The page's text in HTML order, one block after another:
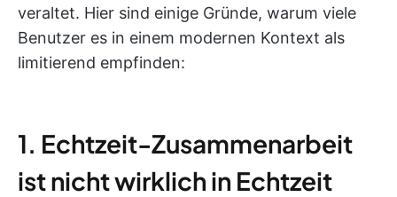
veraltet. Hier sind einige Gründe, warum viele
Benutzer es in einem modernen Kontext als
limitierend empfinden:
1. Echtzeit-Zusammenarbeit
ist nicht wirklich in Echtzeit